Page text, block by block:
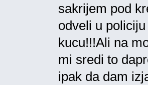
sakrijem pod
odveli u
kucu!!!Ali na
mi sredi to
ipak da dam